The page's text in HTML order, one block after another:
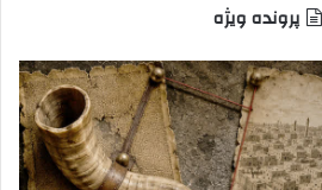
پرونده ویژه